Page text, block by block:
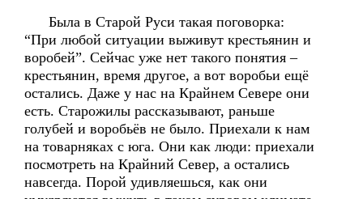
Была в Старой Руси такая поговорка:
“При любой ситуации выживут крестьянин и
воробей”. Сейчас уже нет такого понятия –
крестьянин, время другое, а вот воробьи ещё
остались. Даже у нас на Крайнем Севере они
есть. Старожилы рассказывают, раньше
голубей и воробьёв не было. Приехали к нам
на товарняках с юга. Они как люди: приехали
посмотреть на Крайний Север, а остались
навсегда. Порой удивляешься, как они